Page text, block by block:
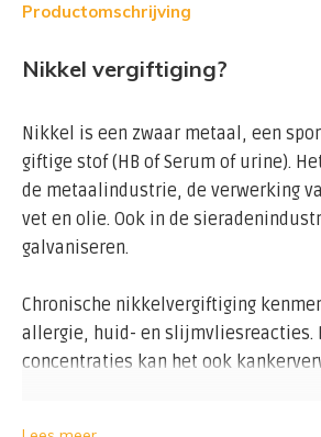
Productomschrijving
Nikkel vergiftiging?
Nikkel is een zwaar metaal, een
giftige stof (HB of Serum of urine).
de metaalindustrie, de verwerking
vet en olie. Ook in de
galvaniseren.
Chronische nikkelvergiftiging
allergie, huid- en slijmvliesreacties.
concentraties kan het ook